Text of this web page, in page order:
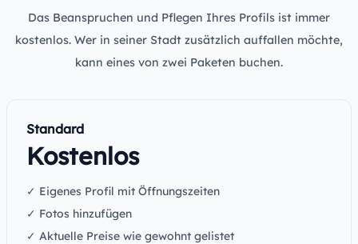
Das Beanspruchen und Pflegen Ihres Profils ist immer
kostenlos. Wer in seiner Stadt zusätzlich auffallen möchte,
kann eines von zwei Paketen buchen.
Standard
Kostenlos
✓ Eigenes Profil mit Öffnungszeiten
✓ Fotos hinzufügen
✓ Aktuelle Preise wie gewohnt gelistet